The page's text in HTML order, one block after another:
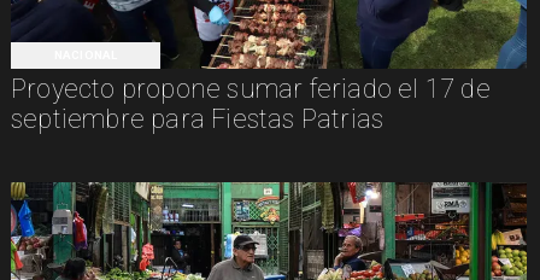
Proyecto propone sumar feriado el 17 de
septiembre para Fiestas Patrias